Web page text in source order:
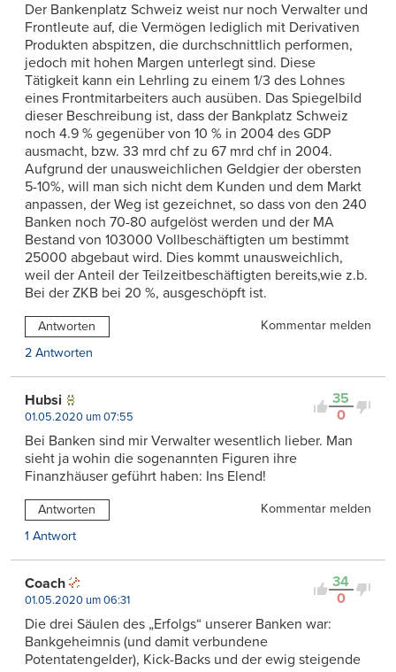
Der Bankenplatz Schweiz weist nur noch Verwalter und
Frontleute auf, die Vermögen lediglich mit Derivativen
Produkten abspitzen, die durchschnittlich performen,
jedoch mit hohen Margen unterlegt sind. Diese
Tätigkeit kann ein Lehrling zu einem 1/3 des Lohnes
eines Frontmitarbeiters auch ausüben. Das Spiegelbild
dieser Beschreibung ist, dass der Bankplatz Schweiz
noch 4.9 % gegenüber von 10 % in 2004 des GDP
ausmacht, bzw. 33 mrd chf zu 67 mrd chf in 2004.
Aufgrund der unausweichlichen Geldgier der obersten
5-10%, will man sich nicht dem Kunden und dem Markt
anpassen, der Weg ist gezeichnet, so dass von den 240
Banken noch 70-80 aufgelöst werden und der MA
Bestand von 103000 Vollbeschäftigten um bestimmt
25000 abgebaut wird. Dies kommt unausweichlich,
weil der Anteil der Teilzeitbeschäftigten bereits,wie z.b.
Bei der ZKB bei 20 %, ausgeschöpft ist.
Antworten
Kommentar melden
2 Antworten
35
0
Hubsi
01.05.2020 um 07:55
Bei Banken sind mir Verwalter wesentlich lieber. Man
sieht ja wohin die sogenannten Figuren ihre
Finanzhäuser geführt haben: Ins Elend!
Antworten
Kommentar melden
1 Antwort
34
0
Coach
01.05.2020 um 06:31
Die drei Säulen des „Erfolgs“ unserer Banken war:
Bankgeheimnis (und damit verbundene
Potentatengelder), Kick-Backs und der ewig steigende